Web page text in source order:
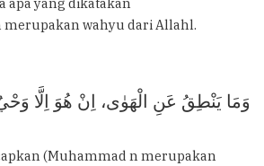
merupakan wahyu dari Allahl.
وَمَا يَنْطِقُ عَنِ الْهَوٰى، اِنْ هُوَ اِلَّا
(Muhammad n merupakan